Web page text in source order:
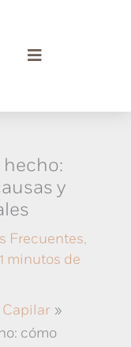
y
Frecuentes,
minutos de
cómo